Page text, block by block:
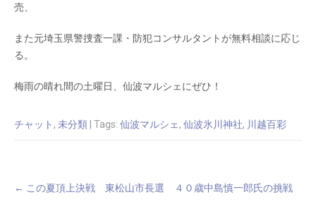
売、
また元埼玉県警捜査一課・防犯コンサルタントが無料相談に応じ
る。
梅雨の晴れ間の土曜日、仙波マルシェにぜひ！
チャット , 未分類 | Tags: 仙波マルシェ , 仙波氷川神社, 川越百彩
navigation
← この夏頂上決戦 東松山市長選 ４０歳中島慎一郎氏の挑戦